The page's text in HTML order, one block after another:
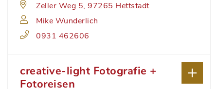
Zeller Weg 5, 97265 Hettstadt
Mike Wunderlich
0931 462606
creative-light Fotografie +
Fotoreisen